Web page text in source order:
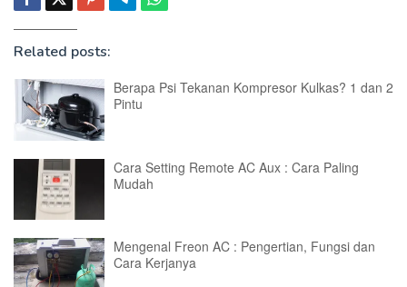
Related posts:
Berapa Psi Tekanan Kompresor Kulkas? 1 dan 2
Pintu
Cara Setting Remote AC Aux : Cara Paling
Mudah
Mengenal Freon AC : Pengertian, Fungsi dan
Cara Kerjanya